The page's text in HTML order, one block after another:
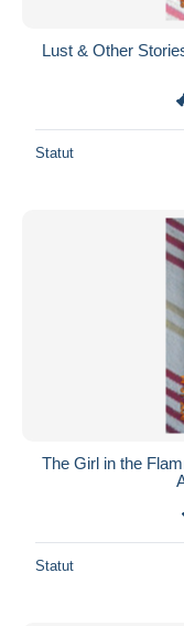
Lust & Other
Statut
The Girl in the
Statut